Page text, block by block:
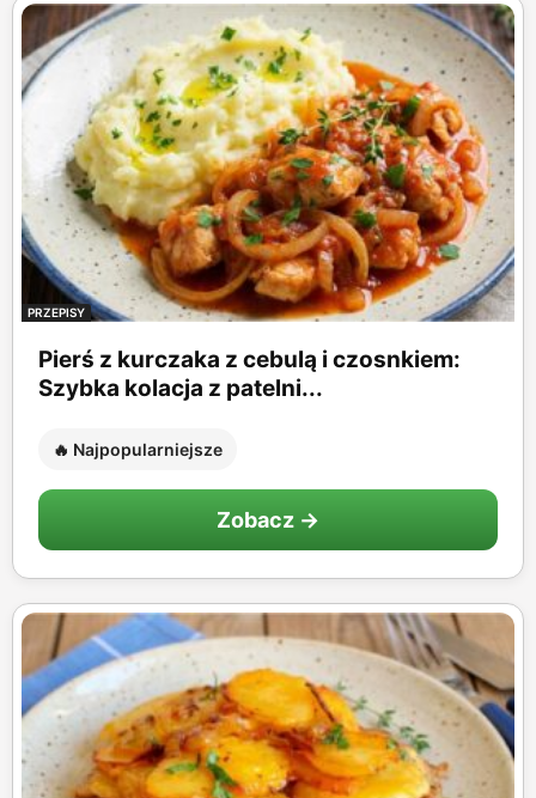
PRZEPISY
Pierś z kurczaka z cebulą i czosnkiem:
Szybka kolacja z patelni...
🔥 Najpopularniejsze
Zobacz →